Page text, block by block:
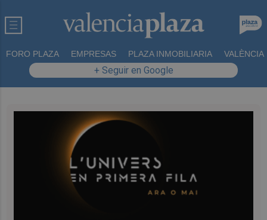
FORO PLAZA EMPRESAS PLAZA INMOBILIARIA VALÈNCIA
+ Seguir en Google